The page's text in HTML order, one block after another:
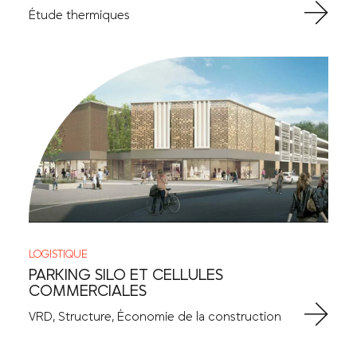
Étude thermiques
LOGISTIQUE
PARKING SILO ET CELLULES
COMMERCIALES
VRD, Structure, Économie de la construction